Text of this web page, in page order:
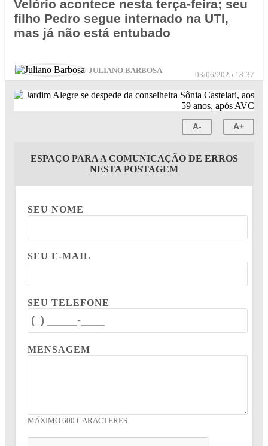
Velório acontece nesta terça-feira; seu
filho Pedro segue internado na UTI,
mas já não está entubado
JULIANO BARBOSA 03/06/2025 18:37
A- A+
ESPAÇO PARA A COMUNICAÇÃO DE ERROS
NESTA POSTAGEM
SEU NOME
SEU E-MAIL
SEU TELEFONE
MENSAGEM
MÁXIMO 600 CARACTERES.